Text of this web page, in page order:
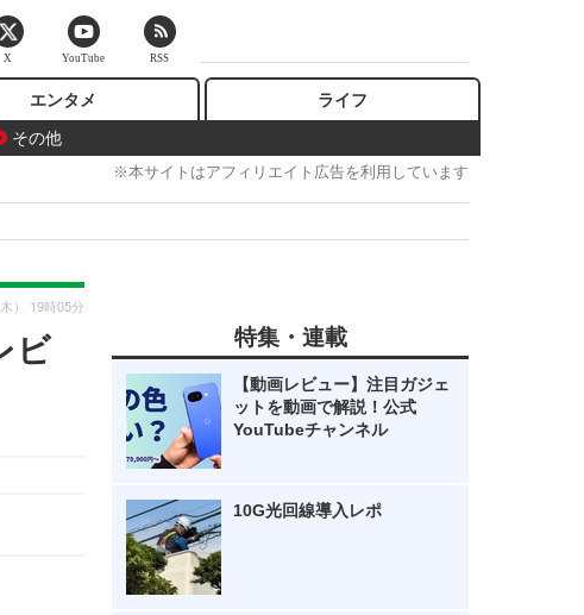
その他
エンタメ ライフ
※本サイトはアフィリエイト広告を利用しています
ビ
） 19時05分
特集・連載
【動画レビュー】注目ガジェ
ットを動画で解説！公式
YouTubeチャンネル
10G光回線導入レポ
X YouTube RSS